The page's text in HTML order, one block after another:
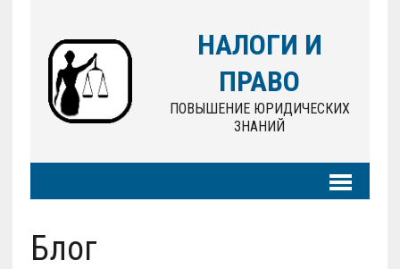
НАЛОГИ И
ПРАВО
ПОВЫШЕНИЕ ЮРИДИЧЕСКИХ
ЗНАНИЙ
Блог